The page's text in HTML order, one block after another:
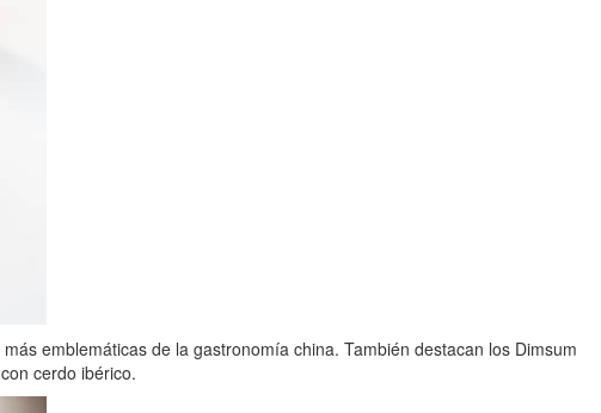
emblemáticas de la gastronomía china. También destacan los Dimsum
cerdo ibérico.